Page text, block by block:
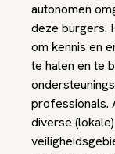
autonomen
deze burgers.
om kennis en
te halen en te
professionals.
diverse